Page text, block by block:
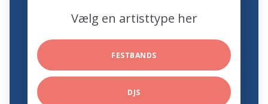
Vælg en artisttype her
FESTBANDS
DJS